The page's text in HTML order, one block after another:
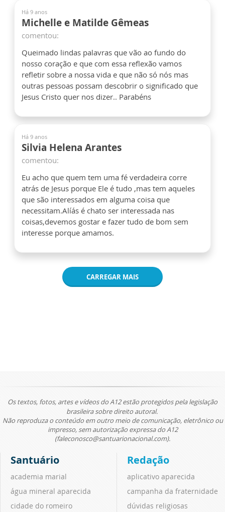
Há 9 anos
Michelle e Matilde Gêmeas
comentou:
Queimado lindas palavras que vão ao fundo do
nosso coração e que com essa reflexão vamos
refletir sobre a nossa vida e que não só nós mas
outras pessoas possam descobrir o significado que
Jesus Cristo quer nos dizer.. Parabéns
Há 9 anos
Silvia Helena Arantes
comentou:
Eu acho que quem tem uma fé verdadeira corre
atrás de Jesus porque Ele é tudo ,mas tem aqueles
que são interessados em alguma coisa que
necessitam.Alíás é chato ser interessada nas
coisas,devemos gostar e fazer tudo de bom sem
interesse porque amamos.
CARREGAR MAIS
Os textos, fotos, artes e vídeos do A12 estão protegidos pela legislação
brasileira sobre direito autoral.
Não reproduza o conteúdo em outro meio de comunicação, eletrônico ou
impresso, sem autorização expressa do A12
(faleconosco@santuarionacional.com).
Santuário
academia marial
água mineral aparecida
cidade do romeiro
Redação
aplicativo aparecida
campanha da fraternidade
dúvidas religiosas